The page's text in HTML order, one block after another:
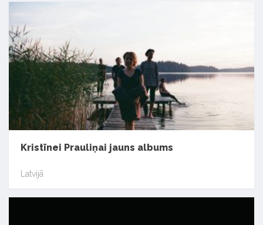
Kristīnei Prauliņai jauns albums
Latvijā